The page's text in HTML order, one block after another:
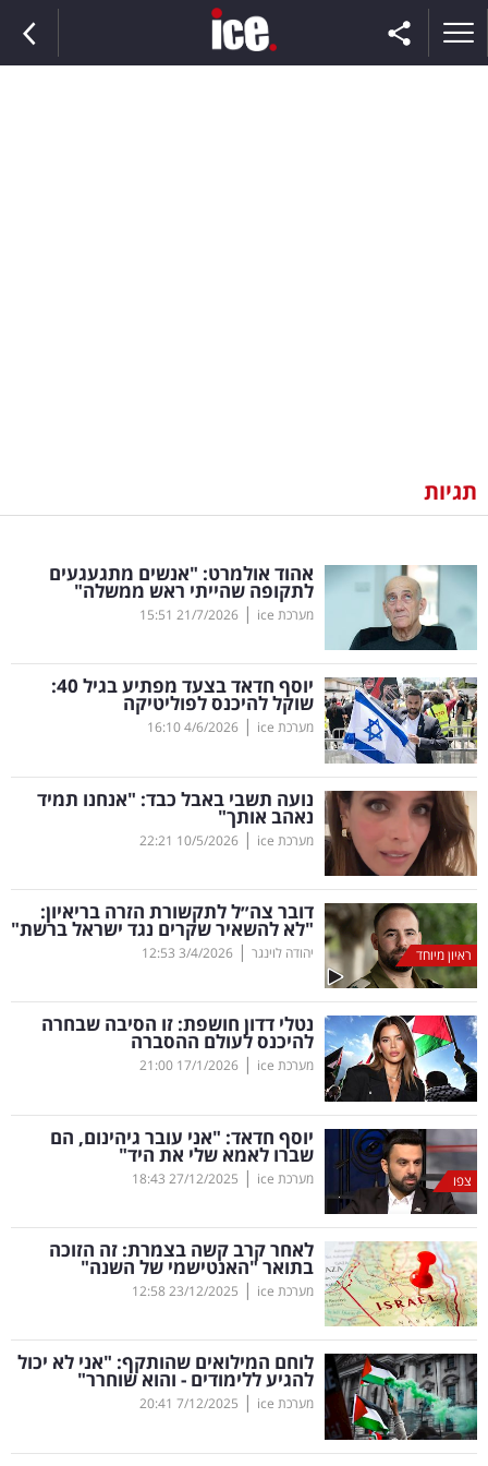
וצרכנות
דיגיטל
וטק
שיווק
ופרסום
משפט
מדדים
ומחקרים
דעות
רכילות
עסקית
קריפטו
ויראלי
טלוויזיה
עסקי
ספורט
קריירה
ולימודים
מינויים
רייטינג
רכב
תגיות
אהוד אולמרט: "אנשים מתגעגעים
לתקופה שהייתי ראש ממשלה"
מערכת ice |
21/7/2026
15:51
יוסף חדאד בצעד מפתיע בגיל 40:
שוקל להיכנס לפוליטיקה
מערכת ice |
4/6/2026
16:10
נועה תשבי באבל כבד: "אנחנו תמיד
נאהב אותך"
מערכת ice |
10/5/2026
22:21
ראיון מיוחד
דובר צה״ל לתקשורת הזרה בריאיון:
"לא להשאיר שקרים נגד ישראל ברשת"
יהודה לוינגר |
3/4/2026
12:53
נטלי דדון חושפת: זו הסיבה שבחרה
להיכנס לעולם ההסברה
מערכת ice |
17/1/2026
21:00
צפו
יוסף חדאד: "אני עובר גיהינום, הם
שברו לאמא שלי את היד"
מערכת ice |
27/12/2025
18:43
לאחר קרב קשה בצמרת: זה הזוכה
בתואר "האנטישמי של השנה"
מערכת ice |
23/12/2025
12:58
לוחם המילואים שהותקף: "אני לא יכול
להגיע ללימודים - והוא שוחרר"
מערכת ice |
7/12/2025
20:41